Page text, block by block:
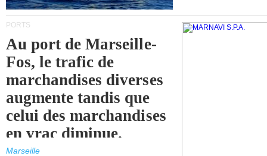
PORTS
Au port de Marseille-
Fos, le trafic de
marchandises diverses
augmente tandis que
celui des marchandises
en vrac diminue.
Marseille